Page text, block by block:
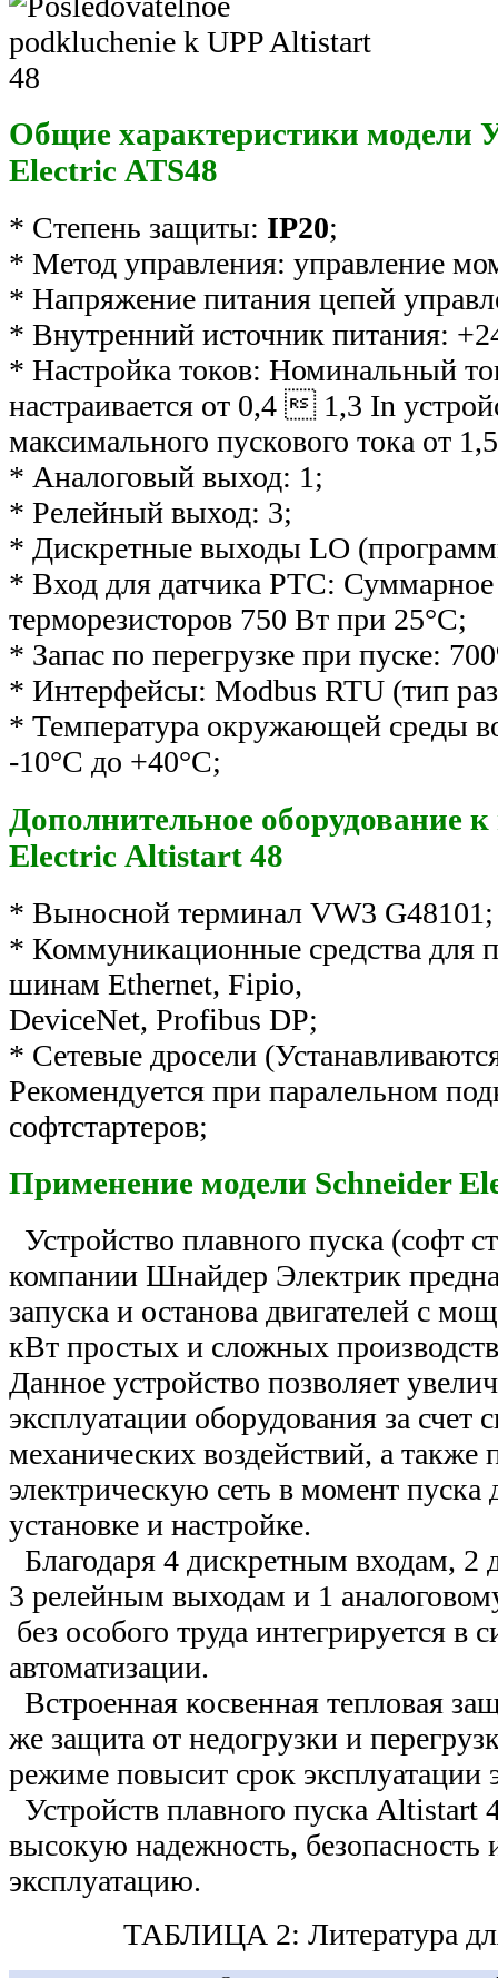
Общие характеристики модели
Electric ATS48
* Степень защиты: IP20;
* Метод управления: управление
* Напряжение питания цепей
* Внутренний источник питания:
* Настройка токов: Номинальный
настраивается от 0,4  1,3 In
максимального пускового тока от
* Аналоговый выход: 1;
* Релейный выход: 3;
* Дискретные выходы LO
* Вход для датчика PTC:
терморезисторов 750 Вт при 25°C;
* Запас по перегрузке при пуске:
* Интерфейсы: Modbus RTU (тип
* Температура окружающей среды
-10°С до +40°С;
Дополнительное оборудование
Electric Altistart 48
* Выносной терминал VW3 G48101;
* Коммуникационные средства для
шинам Ethernet, Fipio,
DeviceNet, Profibus DP;
* Сетевые дросели
Рекомендуется при паралельном
софтстартеров;
Применение модели Schneider
Устройство плавного пуска (софт
компании Шнайдер Электрик
запуска и останова двигателей с
кВт простых и сложных
Данное устройство позволяет
эксплуатации оборудования за счет
механических воздействий, а также
электрическую сеть в момент пуска
установке и настройке.
Благодаря 4 дискретным входам,
3 релейным выходам и 1
без особого труда интегрируется в
автоматизации.
Встроенная косвенная тепловая
же защита от недогрузки и
режиме повысит срок эксплуатации
Устройств плавного пуска Altistart
высокую надежность, безопасность
эксплуатацию.
ТАБЛИЦА 2: Литература